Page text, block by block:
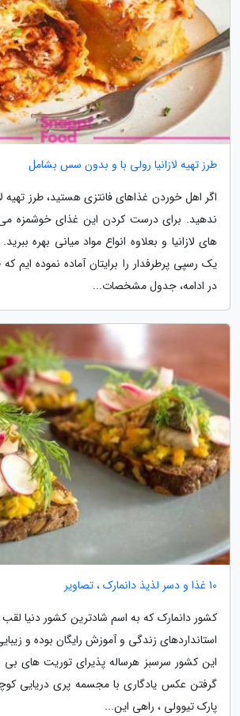
طرز تهیه لازانیا رولی با و بدون سس بشامل
اگر اهل خوردن غذاهای فانتزی هستید، طرز تهیه
ندهید. برای درست کردن این غذای خوشمزه می
های لازانیا و بعلاوه انواع مواد میانی بهره
یک رسپی پرطرفدار را برایتان آماده نموده ایم
در ادامه، جدول مشخصات...
10 غذا و دسر لذیذ دانمارک ، تصاویر
کشور دانمارک که به اسم شادترین کشور دنیا لقب
استانداردهای زندگی و آموزش رایگان بوده و
این کشور سرسبز هرساله پذیرای توریت های
گرفتن عکس یادگاری با مجسمه پری دریایی
پارک تیوولی ، راهی این...